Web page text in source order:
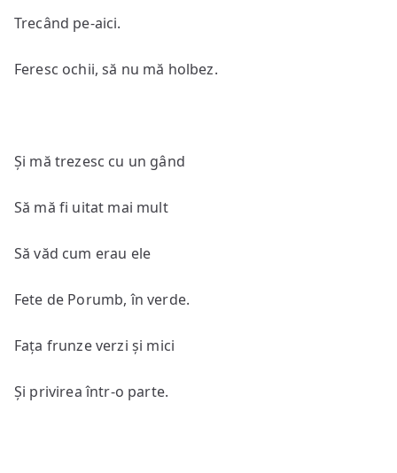
Trecând pe-aici.
Feresc ochii, să nu mă holbez.
Și mă trezesc cu un gând
Să mă fi uitat mai mult
Să văd cum erau ele
Fete de Porumb, în verde.
Fața frunze verzi și mici
Și privirea într-o parte.